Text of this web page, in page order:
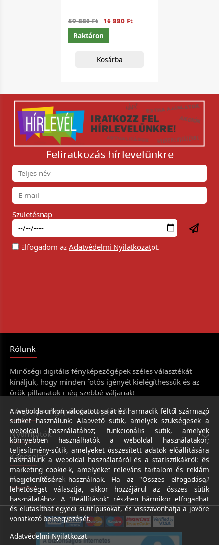
59 880 Ft 16 880 Ft
Raktáron
Kosárba
Feliratkozás hírlevelünkre
Születésnap
Elfogadom az Adatvédelmi Nyilatkozatot.
Rólunk
Minőségi digitális fényképezőgépek széles választékát
kínáljuk, hogy minden fotós igényét kielégíthessük és az
örök pillanatok még szebbé váljanak!
Fényképezőgépek és kiegészítői
Nyomtatók
Kapcsolat
Hasznos linkek
A weboldalunkon válogatott saját és harmadik féltől származó
sütiket használunk: Alapvető sütik, amelyek szükségesek a
weboldal használatához; funkcionális sütik, amelyek
könnyebben használhatók a weboldal használatakor;
teljesítmény-sütik, amelyeket összesített adatok előállítására
használunk a weboldal használatáról és a statisztikákról; és
marketing cookie-k, amelyeket releváns tartalom és reklám
megjelenítésére használnak. Ha az "Összes elfogadása"
lehetőséget választja, akkor hozzájárul az összes sütik
használatához. A "Beállítások" részben bármikor elfogadhat
és elutasíthat egyedi sütitípusokat, és visszavonhatja a jövőre
vonatkozó beleegyezését.
Adatvédelmi Nyilatkozat